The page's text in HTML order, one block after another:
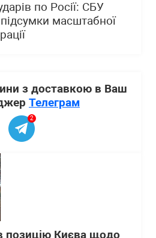
по Росії: СБУ
масштабної
з доставкою в Ваш
Телеграм
2
позицію Києва щодо